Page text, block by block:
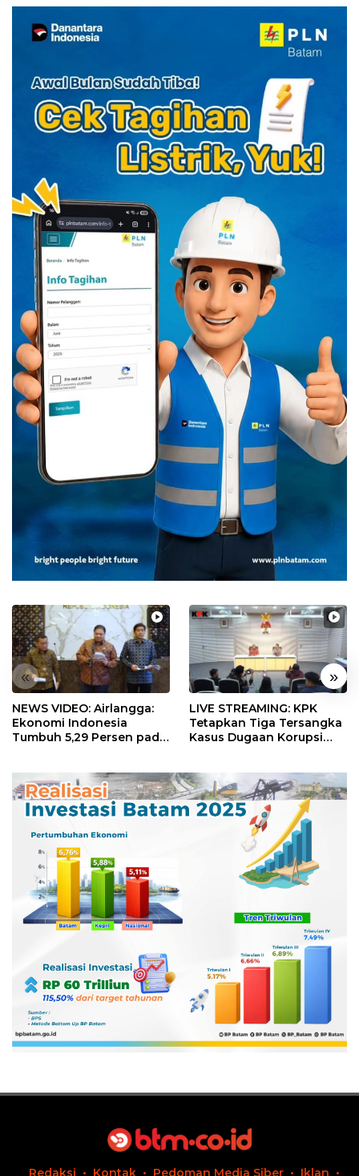
« »
NEWS VIDEO: Airlangga:
Ekonomi Indonesia
Tumbuh 5,29 Persen pada
LIVE STREAMING: KPK
Tetapkan Tiga Tersangka
Kasus Dugaan Korupsi
Redaksi Kontak Pedoman Media Siber Iklan